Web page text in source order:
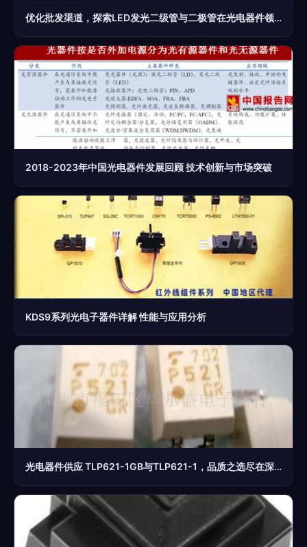
优化批发渠道，探索LED发光二级管与二极管在光电器件领域的市场潜力——世界工厂网中国产品信息库赋能供应链升级
2018-2023年中国光电器件发展回顾 技术创新与市场突破
KDS9系列光电子器件详解 性能与应用分析
光电器件供应 TLP621-1GB与TLP621-1，品质之选尽在深圳